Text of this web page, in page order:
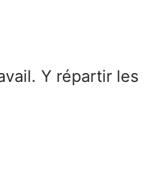
Y répartir les